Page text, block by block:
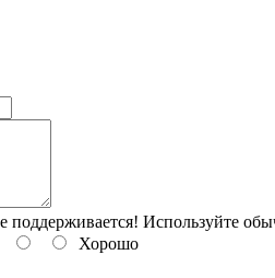
поддерживается! Используйте
Хорошо